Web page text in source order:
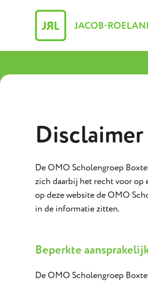
Disclaimer
De OMO Scholengroep
zich daarbij het recht voor op
op deze website de OMO
in de informatie zitten.
Beperkte
De OMO Scholengroep